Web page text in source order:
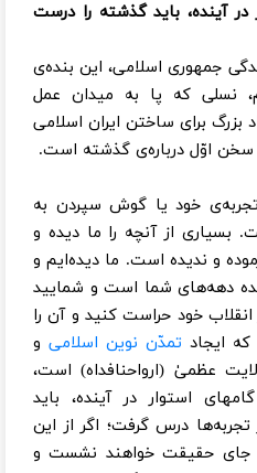
در آینده، باید گذشته را درست
جمهوری اسلامی، این بنده‌ی
نسلی که پا به میدان عمل
بزرگ برای ساختن ایران اسلامی
سخن اوّل درباره‌ی گذشته است.
تجربه‌ی خود یا گوش سپردن به
بسیاری از آنچه را ما دیده و
و ندیده است. ما دیده‌ایم و
دهه‌های شما است و شمایید
انقلاب خود حراست کنید و آن را
ایجاد تمدّن نوین اسلامی و
عظمیٰ (ارواحنافداه) است،
استوار در آینده، باید
درس گرفت؛ اگر از این
جای حقیقت خواهند نشست و